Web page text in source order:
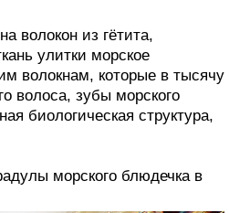
волокон из гётита,
улитки морское
волокнам, которые в тысячу
волоса, зубы морского
биологическая структура,
морского блюдечка в